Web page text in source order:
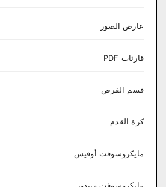
عارض الصور
قارئات PDF
قسم القرص
كرة القدم
مايكروسوفت أوفيس